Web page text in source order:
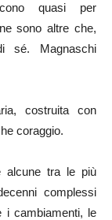
quasi per
sono altre che,
sé. Magnaschi
costruita con
coraggio.
alcune tra le più
complessi
i cambiamenti, le